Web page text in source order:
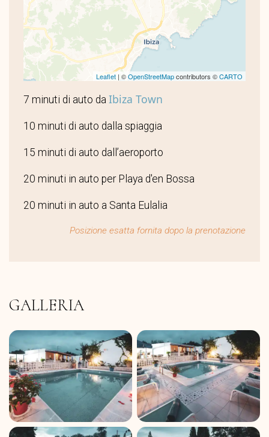
Leaflet | ©OpenStreetMapcontributors ©CARTO
7 minuti di auto da Ibiza Town
10 minuti di auto dalla spiaggia
15 minuti di auto dall’aeroporto
20 minuti in auto per Playa d'en Bossa
20 minuti in auto a Santa Eulalia
Posizione esatta fornita dopo la prenotazione
GALLERIA